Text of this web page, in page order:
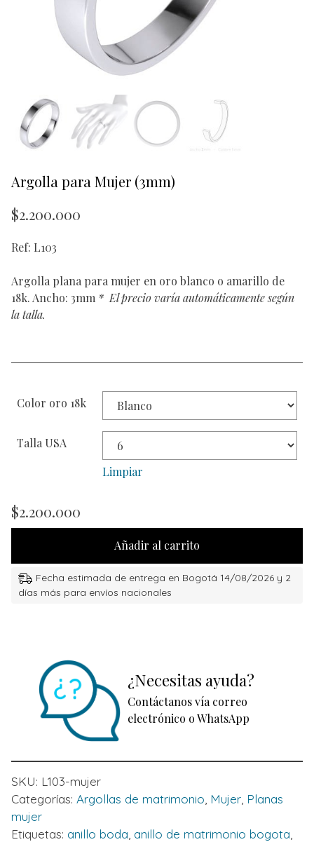
Argolla para Mujer (3mm)
$2.200.000
Ref: L103
Argolla plana para mujer en oro blanco o amarillo de
18k. Ancho: 3mm * El precio varía automáticamente según
la talla.
Color oro 18k
Talla USA
Limpiar
$2.200.000
Añadir al carrito
Fecha estimada de entrega en Bogotá 14/08/2026 y 2
días más para envíos nacionales
¿Necesitas ayuda?
Contáctanos vía correo
electrónico o WhatsApp
SKU: L103-mujer
Categorías: Argollas de matrimonio Mujer, Planas
mujer
Etiquetas: anillo boda anillo de matrimonio bogota